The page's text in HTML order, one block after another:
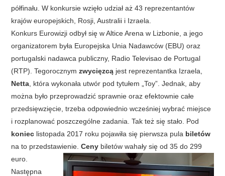
półfinału. W konkursie wzięło udział aż 43 reprezentantów
krajów europejskich, Rosji, Australii i Izraela.
Konkurs Eurowizji odbył się w Altice Arena w Lizbonie, a jego
organizatorem była Europejska Unia Nadawców (EBU) oraz
portugalski nadawca publiczny, Radio Televisao de Portugal
(RTP). Tegorocznymzwycięzcą jest reprezentantka Izraela,
Netta , która wykonała utwór pod tytułem „Toy”. Jednak, aby
można było przeprowadzić sprawnie oraz efektownie całe
przedsięwzięcie, trzeba odpowiednio wcześniej wybrać miejsce
i rozplanować poszczególne zadania. Tak też się stało. Pod
koniec listopada 2017 roku pojawiła się pierwsza pula biletów
na to przedstawienie.Ceny biletów wahały się od 35 do 299
euro.
Następna